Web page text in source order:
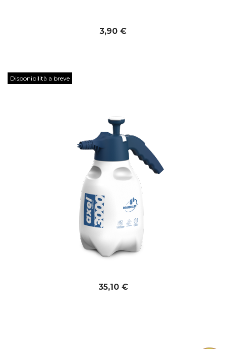
3,90 €
Disponibilità a breve
35,10 €